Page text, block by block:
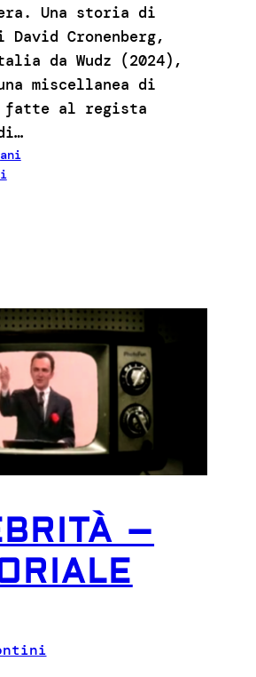
Una storia di
Cronenberg,
da Wudz (2024),
miscellanea di
al regista
–